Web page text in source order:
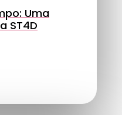
Uma
ST4D